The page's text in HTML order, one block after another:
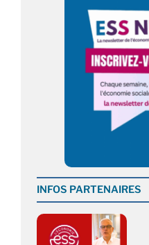
INFOS PARTENAIRES